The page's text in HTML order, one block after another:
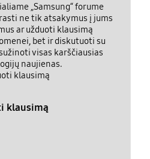
„Samsung“ forume
ne tik atsakymus į jums
ar užduoti klausimą
bet ir diskutuoti su
visas karščiausias
naujienas.
klausimą
klausimą